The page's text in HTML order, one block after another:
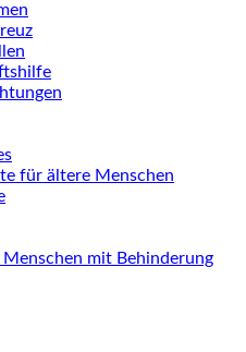
für ältere Menschen
mit Behinderung